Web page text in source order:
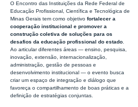
O Encontro das Instituições da Rede Federal de
Educação Profissional, Científica e Tecnológica de
Minas Gerais tem como objetivo fortalecer a
cooperação institucional e promover a
construção coletiva de soluções para os
desafios da educação profissional do estado.
Ao articular diferentes áreas — ensino, pesquisa,
inovação, extensão, internacionalização,
administração, gestão de pessoas e
desenvolvimento institucional — o evento busca
criar um espaço de integração e diálogo que
favoreça o compartilhamento de boas práticas e a
definição de estratégias conjuntas.